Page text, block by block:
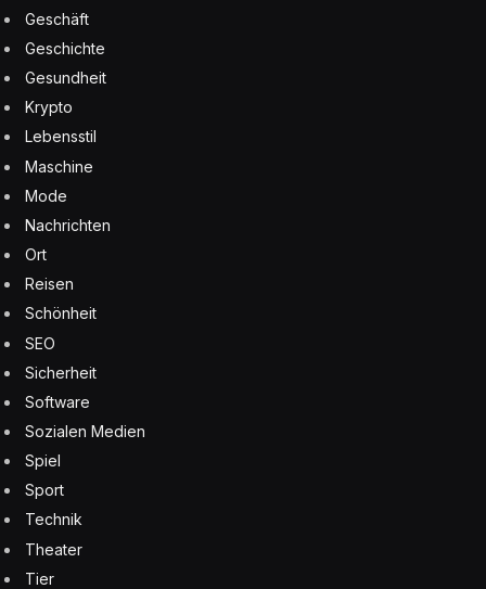
Geschäft
Geschichte
Gesundheit
Krypto
Lebensstil
Maschine
Mode
Nachrichten
Ort
Reisen
Schönheit
SEO
Sicherheit
Software
Sozialen Medien
Spiel
Sport
Technik
Theater
Tier